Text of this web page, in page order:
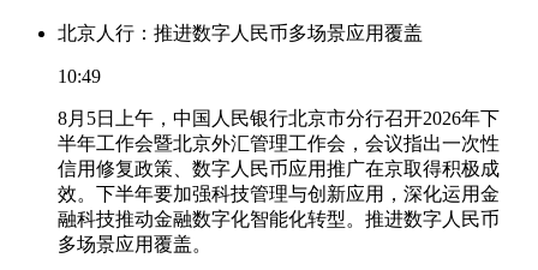
北京人行：推进数字人民币多场景应用覆盖
10:49
8月5日上午，中国人民银行北京市分行召开2026年下
半年工作会暨北京外汇管理工作会，会议指出一次性
信用修复政策、数字人民币应用推广在京取得积极成
效。下半年要加强科技管理与创新应用，深化运用金
融科技推动金融数字化智能化转型。推进数字人民币
多场景应用覆盖。